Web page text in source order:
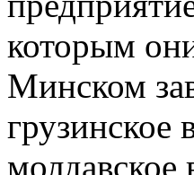
которым
Минском
грузинское